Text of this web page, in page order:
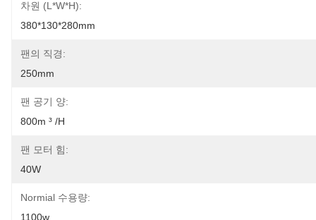
차원 (L*W*H):
380*130*280mm
팬의 직경:
250mm
팬 공기 양:
800m ³ /h
팬 모터 힘:
40W
Normial 수용량:
1100w